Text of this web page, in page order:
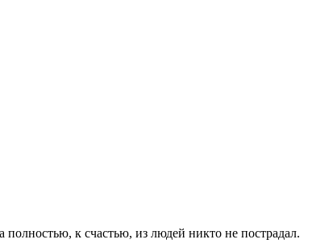
к счастью, из людей никто не пострадал.